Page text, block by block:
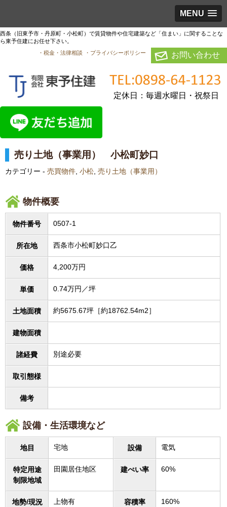
MENU
西条（旧東予市・丹原町・小松町）で賃貸物件や住宅建築など「住まい」に関することな
ら東予住建にお任せ下さい。
・税金・法律相談
・プライバシーポリシー お問い合わせ
定休日：毎週水曜日・祝祭日
売り土地（事業用） 小松町妙口
カテゴリー - 売買物件 小松 売り土地（事業用）
物件概要
物件番号 0507-1
所在地 西条市小松町妙口乙
価格 4,200万円
単価 0.74万円／坪
土地面積 約5675.67坪［約18762.54m2］
建物面積
諸経費 別途必要
取引態様
備考
設備・生活環境など
地目 宅地 設備 電気
特定用途
制限地域
田園居住地区 建ぺい率 60%
地勢/現況 上物有 容積率 160%